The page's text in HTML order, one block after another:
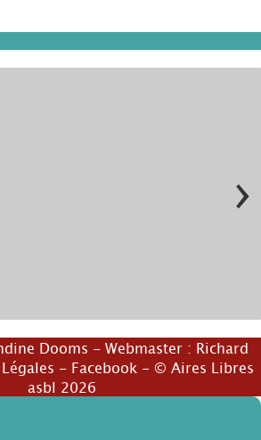
›
Dooms - Webmaster : Richard
- Facebook - © Aires Libres
asbl 2026